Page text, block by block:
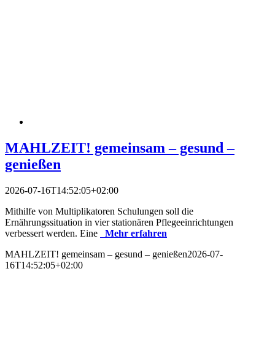
MAHLZEIT! gemeinsam – gesund –
genießen
2026-07-16T14:52:05+02:00
Mithilfe von Multiplikatoren Schulungen soll die
Ernährungssituation in vier stationären Pflegeeinrichtungen
verbessert werden. Eine
Mehr erfahren
MAHLZEIT! gemeinsam – gesund – genießen2026-07-
16T14:52:05+02:00